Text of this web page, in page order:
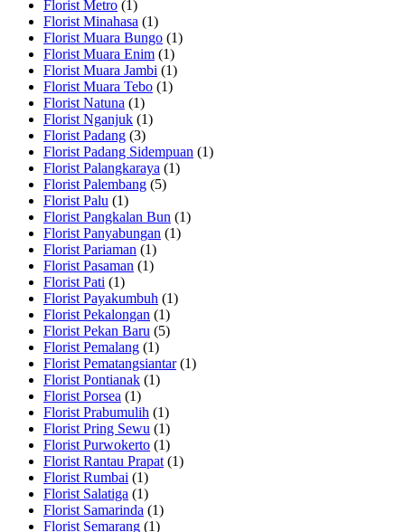
Florist Metro (1)
Florist Minahasa (1)
Florist Muara Bungo (1)
Florist Muara Enim (1)
Florist Muara Jambi (1)
Florist Muara Tebo (1)
Florist Natuna (1)
Florist Nganjuk (1)
Florist Padang (3)
Florist Padang Sidempuan (1)
Florist Palangkaraya (1)
Florist Palembang (5)
Florist Palu (1)
Florist Pangkalan Bun (1)
Florist Panyabungan (1)
Florist Pariaman (1)
Florist Pasaman (1)
Florist Pati (1)
Florist Payakumbuh (1)
Florist Pekalongan (1)
Florist Pekan Baru (5)
Florist Pemalang (1)
Florist Pematangsiantar(1)
Florist Pontianak (1)
Florist Porsea (1)
Florist Prabumulih (1)
Florist Pring Sewu (1)
Florist Purwokerto (1)
Florist Rantau Prapat (1)
Florist Rumbai (1)
Florist Salatiga (1)
Florist Samarinda (1)
Florist Semarang (1)